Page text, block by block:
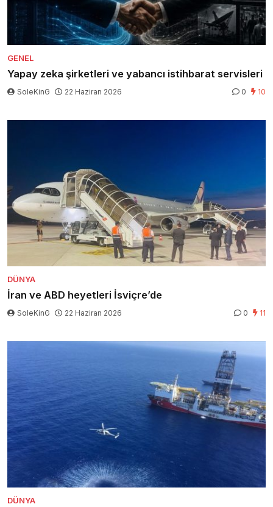
GENEL
Yapay zeka şirketleri ve yabancı istihbarat servisleri
SoleKinG 22 Haziran 2026 0 10
DÜNYA
İran ve ABD heyetleri İsviçre’de
SoleKinG 22 Haziran 2026 0 11
DÜNYA